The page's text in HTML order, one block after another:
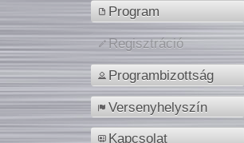
Program
Regisztráció
Programbizottság
Versenyhelyszín
Kapcsolat